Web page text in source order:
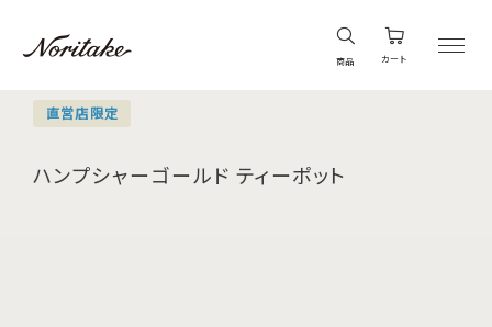
商品 カート
直営店限定
ハンプシャーゴールド ティーポット